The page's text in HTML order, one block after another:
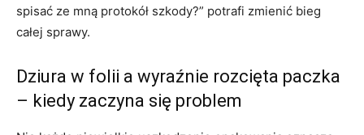
spisać ze mną protokół szkody?” potrafi zmienić bieg
całej sprawy.
Dziura w folii a wyraźnie rozcięta paczka
– kiedy zaczyna się problem